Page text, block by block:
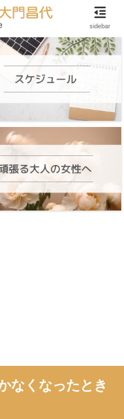
ンカウンセリング
なくなったとき
sidebar